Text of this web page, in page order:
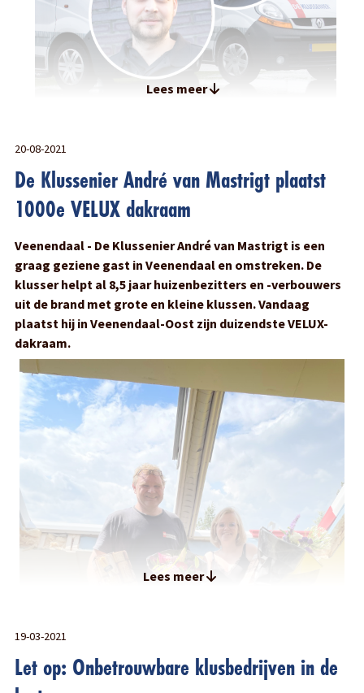
Lees meer
20-08-2021
De Klussenier André van Mastrigt plaatst
1000e VELUX dakraam
Veenendaal - De Klussenier André van Mastrigt is een
graag geziene gast in Veenendaal en omstreken. De
klusser helpt al 8,5 jaar huizenbezitters en -verbouwers
uit de brand met grote en kleine klussen. Vandaag
plaatst hij in Veenendaal-Oost zijn duizendste VELUX-
dakraam.
Lees meer
19-03-2021
Let op: Onbetrouwbare klusbedrijven in de